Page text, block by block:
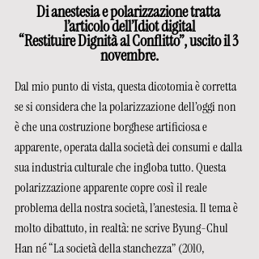
Di anestesia e polarizzazione tratta
l’articolo dell’Idiot digital
“Restituire Dignità al Conflitto”, uscito il 3
novembre.
Dal mio punto di vista, questa dicotomia è corretta
se si considera che la polarizzazione dell’oggi non
è che una costruzione borghese artificiosa e
apparente, operata dalla società dei consumi e dalla
sua industria culturale che ingloba tutto. Questa
polarizzazione apparente copre così il reale
problema della nostra società, l’anestesia. Il tema è
molto dibattuto, in realtà: ne scrive Byung-Chul
Han né “La società della stanchezza” (2010,